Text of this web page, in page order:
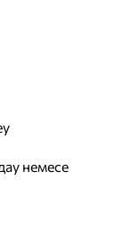
немесе